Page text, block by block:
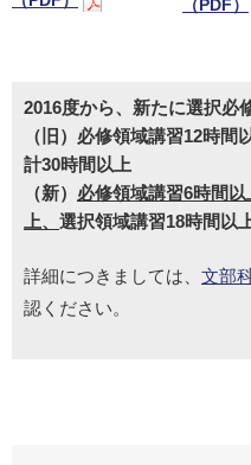
（PDF）
2016度から、新たに選択必
（旧）必修領域講習12時
計30時間以上
（新） 必修領域講習6時間
上、 選択領域講習18時間以
詳細につきましては、 文部
認ください。